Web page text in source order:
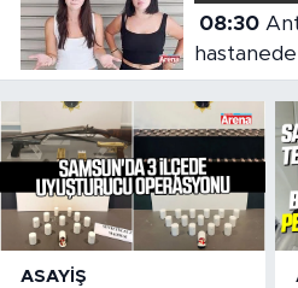
08:30Antalya'da özel
liralık
ASAYIŞ